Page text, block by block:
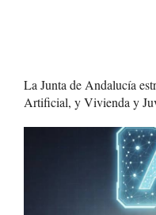
La Junta de Andalucía
Artificial, y Vivienda y